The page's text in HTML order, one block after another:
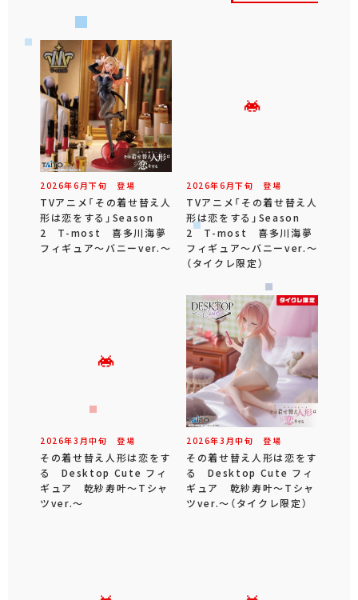
2026年6 月下旬 登場
TVアニメ「その着せ替え人
形は恋をする」Season
2 T-most 喜多川海夢
フィギュア～バニーver.～
2026年6 月下旬 登場
TVアニメ「その着せ替え人
形は恋をする」Season
2 T-most 喜多川海夢
フィギュア～バニーver.～
（タイクレ限定）
2026年3 月中旬 登場
その着せ替え人形は恋をす
る Desktop Cute フィ
ギュア 乾紗寿叶～Tシャ
ツver.～
2026年3 月中旬 登場
その着せ替え人形は恋をす
る Desktop Cute フィ
ギュア 乾紗寿叶～Tシャ
ツver.～（タイクレ限定）